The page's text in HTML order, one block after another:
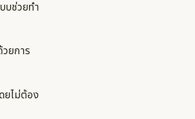
บช่วยทำ
ยการ
ยไม่ต้อง